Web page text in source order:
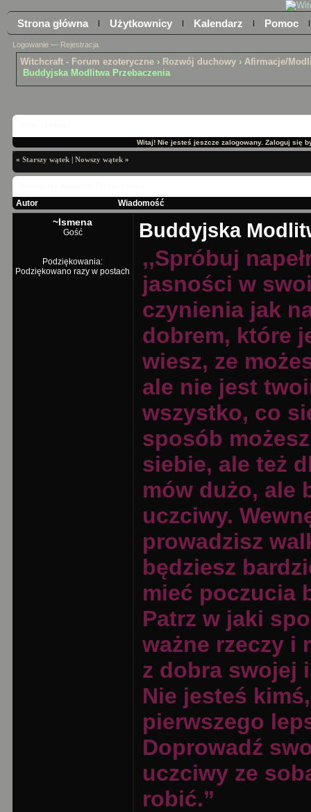
Strona główna Użytkownicy Kalendarz Pomoc
Logowanie — Rejestracja
Witchcraft - Forum ezoteryczne › Rozwój duchowy › Afirmacje/
Buddyjska Modlitwa Przebaczenia
Witaj! Nie jesteś jeszcze zalogowany. Zaloguj się
« Starszy wątek | Nowszy wątek »
Autor Wiadomość
~Ismena
Gość
Podziękowania:
Podziękowano razy w postach
Buddyjska
,,Spróbuj
jasności w
czynienia jak
dobrem, które
wiesz, ze
ale nie jest
wszystko, co
sposób
siebie, ale też
mów dużo, ale
uczciwy.
prowadzisz
będziesz
mieć poczucia
Patrz w jaki
ważne rzeczy i
z dobra swojej
Nie jesteś
pierwszego
Doprowadź
uczciwy ze
robić.”